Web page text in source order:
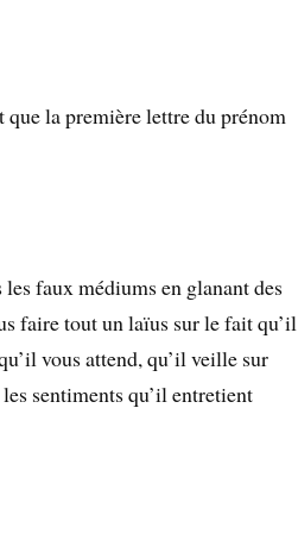
la première lettre du prénom
faux médiums en glanant des
faire tout un laïus sur le fait qu’il
vous attend, qu’il veille sur
sentiments qu’il entretient